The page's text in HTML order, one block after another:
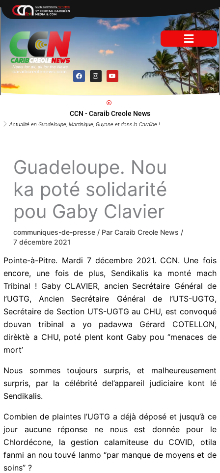
au
F
a
c
b
k
I
n
s
a
a
Y
o
u
u
Actualité en Guadeloupe, Martinique, Guyane et dans la Caraïbe !
CCN - Caraib Creole News
Guadeloupe. Nou
ka poté solidarité
pou Gaby Clavier
communiques-de-presse / ParCaraib Creole News /
7 décembre 2021
Pointe-à-Pitre. Mardi 7 décembre 2021. CCN. Une fois
encore, une fois de plus, Sendikalis ka monté mach
Tribinal ! Gaby CLAVIER, ancien Secrétaire Général de
l’UGTG, Ancien Secrétaire Général de l’UTS-UGTG,
Secrétaire de Section UTS-UGTG au CHU, est convoqué
douvan tribinal a yo padavwa Gérard COTELLON,
dirèktè a CHU, poté plent kont Gaby pou ‘’menaces de
mort’
Nous sommes toujours surpris, et malheureusement
surpris, par la célébrité del’appareil judiciaire kont lé
Sendikalis.
Combien de plaintes l’UGTG a déjà déposé et jusqu’à ce
jour aucune réponse ne nous est donnée pour le
Chlordécone, la gestion calamiteuse du COVID, otila
fanmi an nou touvé lanmo ‘’par manque de moyens et de
soins’’ ?